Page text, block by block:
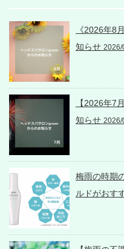
《2026年8
知らせ 2026/
【2026年7
知らせ 2026/
梅雨の時期
ルドがおす